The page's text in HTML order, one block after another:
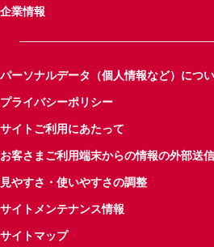
企業情報
パーソナルデータ（個人情報など）につ
プライバシーポリシー
サイトご利用にあたって
お客さまご利用端末からの情報の外部送
見やすさ・使いやすさの調整
サイトメンテナンス情報
サイトマップ